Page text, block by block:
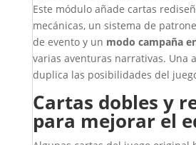
Este módulo añade cartas
mecánicas, un sistema de
de evento y un modo campaña
varias aventuras narrativas. Una
duplica las posibilidades del
Cartas dobles y
para mejorar el